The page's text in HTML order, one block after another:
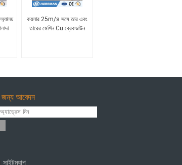
কয়লার 25m/s সঙ্গে তার এবং
তারের মেশিন Cu ব্রেকডাউন
জন্য আবেদন
সাইটম্যাপ